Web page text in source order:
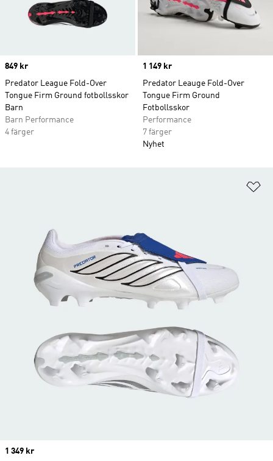
Price
849 kr
Predator League Fold-Over
Tongue Firm Ground fotbollsskor
Barn
Barn Performance
4 färger
Price
1 149 kr
Predator Leauge Fold-Over
Tongue Firm Ground
Fotbollsskor
Performance
7 färger
Nyhet
Price
1 349 kr